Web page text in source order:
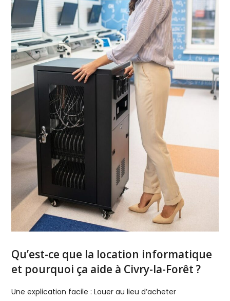
Qu’est-ce que la location informatique
et pourquoi ça aide à Civry-la-Forêt ?
Une explication facile : Louer au lieu d’acheter